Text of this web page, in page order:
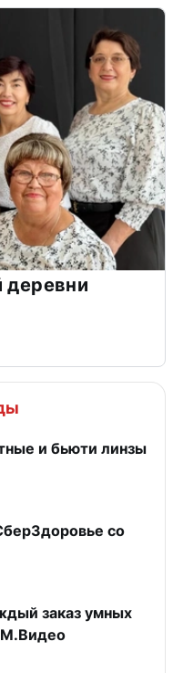
деревни
и бьюти линзы
со
заказ умных
М.Видео